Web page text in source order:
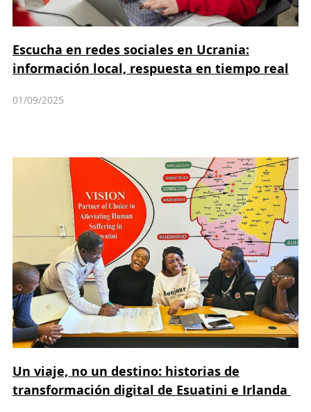
Escucha en redes sociales en Ucrania:
información local, respuesta en tiempo real
01/09/2025
Un viaje, no un destino: historias de
transformación digital de Esuatini e Irlanda